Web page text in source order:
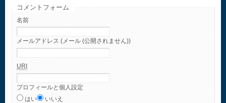
コメントフォーム
名前
メールアドレス (メール (公開されません))
URI
プロフィールと個人設定
はい
いいえ